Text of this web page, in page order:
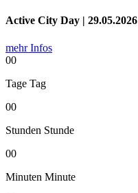
Active City Day | 29.05.2026
mehr Infos
00
Tage Tag
00
Stunden Stunde
00
Minuten Minute